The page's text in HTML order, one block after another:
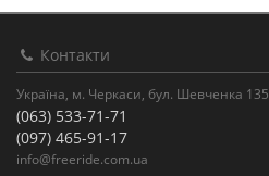
Контакти
Україна, м. Черкаси, бул. Шевченка 135
(063) 533-71-71
(097) 465-91-17
info@freeride.com.ua